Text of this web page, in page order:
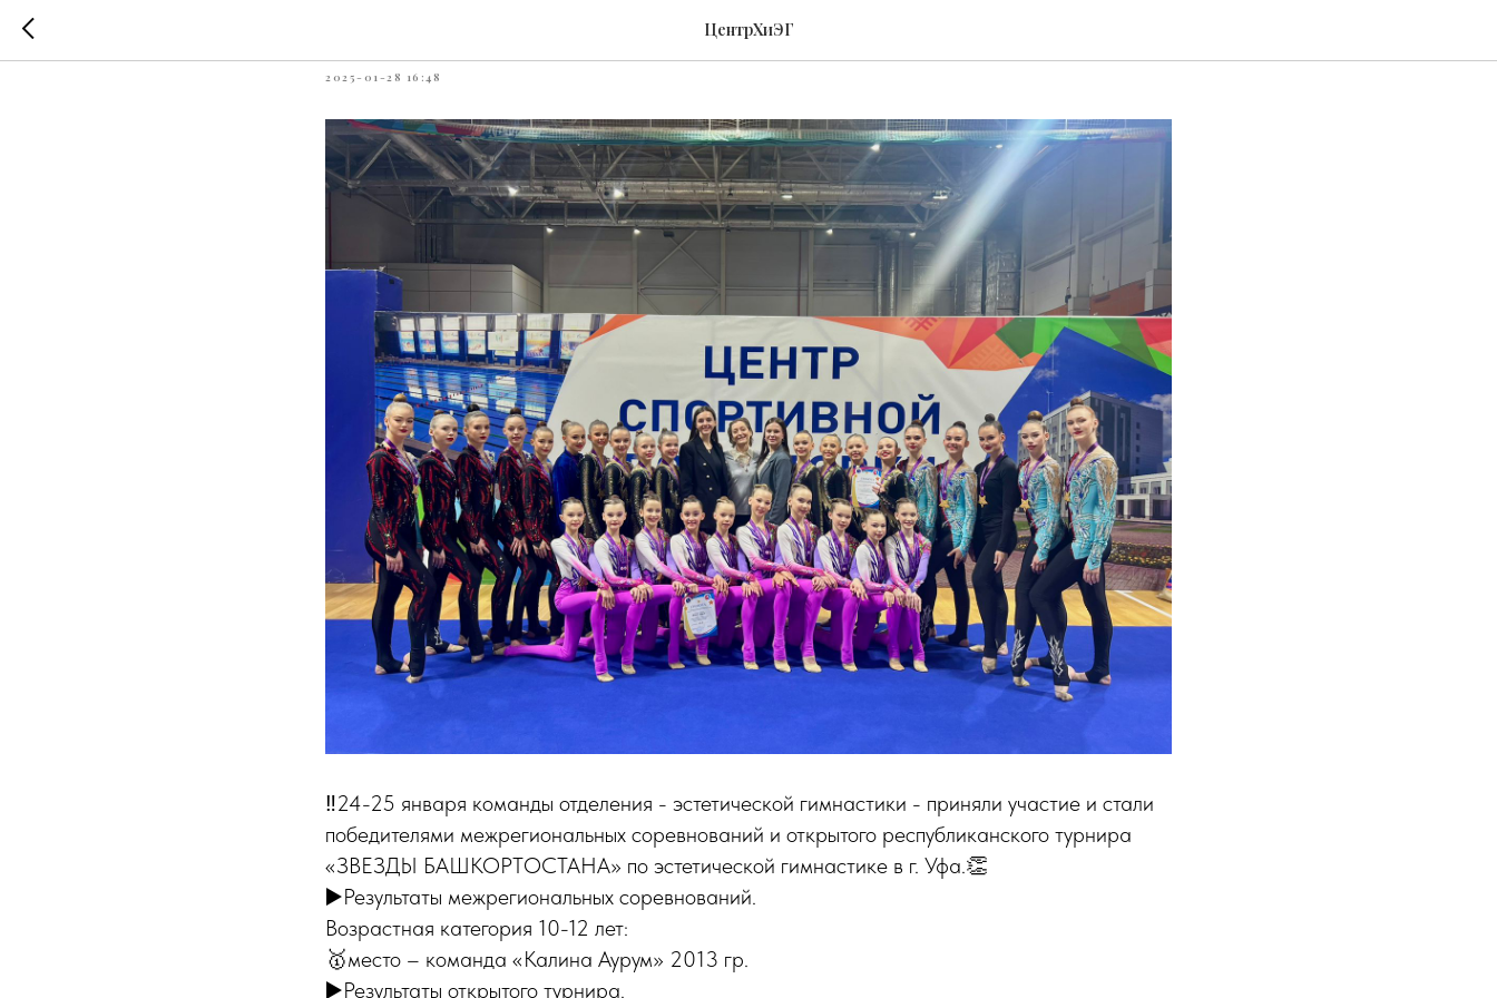
ЦентрХиЭГ
РЕЗУЛЬТАТЫ СОРЕВНОВАНИЙ
2025-01-28 16:48
‼️24-25 января команды отделения - эстетической гимнастики - приняли участие и стали
победителями межрегиональных соревнований и открытого республиканского турнира
«ЗВЕЗДЫ БАШКОРТОСТАНА» по эстетической гимнастике в г. Уфа.👏
▶️Результаты межрегиональных соревнований.
Возрастная категория 10-12 лет:
🥇место – команда «Калина Аурум» 2013 гр.
▶️Результаты открытого турнира.